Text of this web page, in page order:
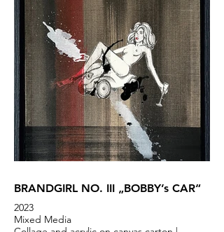
BRANDGIRL NO. III „BOBBY’s CAR“
2023
Mixed Media